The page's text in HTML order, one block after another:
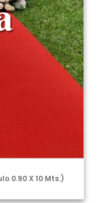
0.90 X 10 Mts.)